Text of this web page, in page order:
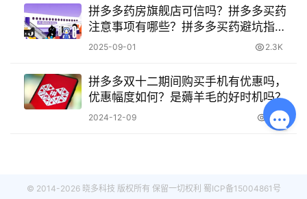
拼多多药房旗舰店可信吗？拼多多买药
注意事项有哪些？拼多多买药避坑指
南！药房旗舰店真假辨别+8大保命注意
2025-09-01 2.3K
拼多多双十二期间购买手机有优惠吗，
优惠幅度如何？是薅羊毛的好时机吗？
2024-12-09 2.1K
© 2014-2026 晓多科技 版权所有 保留一切权利 蜀ICP备15004861号